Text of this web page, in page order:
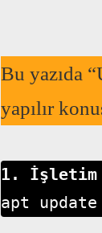
Bu yazıda
yapılır
1. İşletim
apt